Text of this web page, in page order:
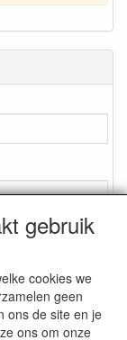
gebruik
cookies we
geen
ons de site en je
ons om onze